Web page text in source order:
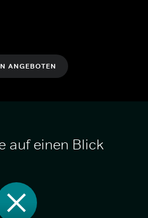
ANGEBOTEN
auf einen Blick